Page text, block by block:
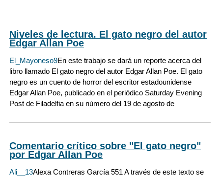
Niveles de lectura. El gato negro del autor
Edgar Allan Poe
El_Mayoneso9En este trabajo se dará un reporte acerca del
libro llamado El gato negro del autor Edgar Allan Poe. El gato
negro es un cuento de horror del escritor estadounidense
Edgar Allan Poe, publicado en el periódico Saturday Evening
Post de Filadelfia en su número del 19 de agosto de
Comentario crítico sobre "El gato negro"
por Edgar Allan Poe
Ali__13Alexa Contreras García 551 A través de este texto se